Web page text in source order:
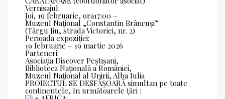
Vernisajul:
Joi, 19 februarie, ora17:00 –
Muzeul Naţional „Constantin Brâncuşi”
(Târgu Jiu, strada Victoriei, nr. 2)
Perioada expoziției:
19 februarie – 19 martie 2026
Parteneri:
Asociația Discover Peștișani,
Biblioteca Națională a României,
Muzeul Național al Unirii, Alba Iulia
PROIECTUL SE DESFĂȘOARĂ simultan pe toate
continentele, în următoarele țări :